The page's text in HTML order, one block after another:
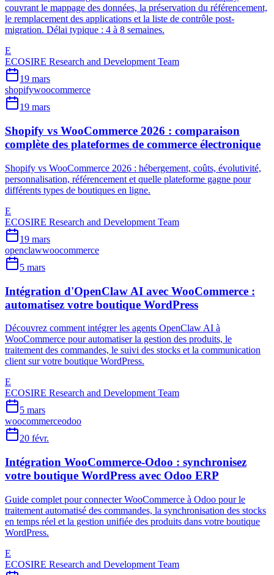
couvrant le mappage des données, la préservation du référencement,
le remplacement des applications et la liste de contrôle post-
migration. Délai typique : 4 à 8 semaines.
E
ECOSIRE Research and Development Team
19 mars
shopifywoocommerce
19 mars
Shopify vs WooCommerce 2026 : comparaison
complète des plateformes de commerce électronique
Shopify vs WooCommerce 2026 : hébergement, coûts, évolutivité,
personnalisation, référencement et quelle plateforme gagne pour
différents types de boutiques en ligne.
E
ECOSIRE Research and Development Team
19 mars
openclawwoocommerce
5 mars
Intégration d'OpenClaw AI avec WooCommerce :
automatisez votre boutique WordPress
Découvrez comment intégrer les agents OpenClaw AI à
WooCommerce pour automatiser la gestion des produits, le
traitement des commandes, le suivi des stocks et la communication
client sur votre boutique WordPress.
E
ECOSIRE Research and Development Team
5 mars
woocommerceodoo
20 févr.
Intégration WooCommerce-Odoo : synchronisez
votre boutique WordPress avec Odoo ERP
Guide complet pour connecter WooCommerce à Odoo pour le
traitement automatisé des commandes, la synchronisation des stocks
en temps réel et la gestion unifiée des produits dans votre boutique
WordPress.
E
ECOSIRE Research and Development Team